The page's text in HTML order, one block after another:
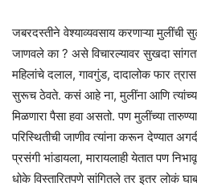
जबरदस्तीने वेश्याव्यवसाय करणाऱ्या
जाणवले का ? असे विचारल्यावर सुखदा
महिलांचे दलाल, गावगुंड, दादालोक फार
सुरूच ठेवते. कसं आहे ना, मुलींना आणि त्यांच्या
मिळणारा पैसा हवा असतो. पण मुलींच्या
परिस्थितीची जाणीव त्यांना करून देण्यात
प्रसंगी भांडायला, मारायलाही येतात पण
धोके विस्तारितपणे सांगितले तर इतर लोकं